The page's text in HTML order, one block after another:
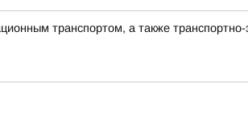
транспортом, а также